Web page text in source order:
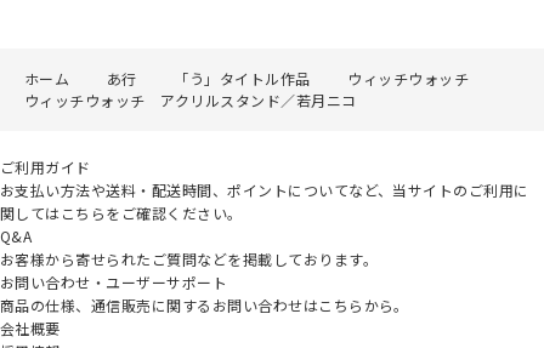
ホーム あ行 「う」タイトル作品
ウィッチウォッチ
ウィッチウォッチ アクリルスタンド／若月ニコ
ご利用ガイド
お支払い方法や送料・配送時間、ポイントについてなど、当サイトのご利用に
関してはこちらをご確認ください。
Q&A
お客様から寄せられたご質問などを掲載しております。
お問い合わせ・ユーザーサポート
商品の仕様、通信販売に関するお問い合わせはこちらから。
会社概要